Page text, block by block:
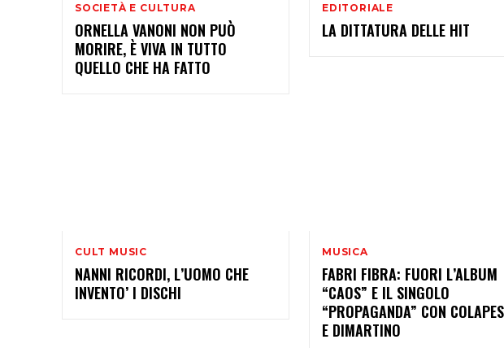
SOCIETÀ E CULTURA
ORNELLA VANONI NON PUÒ
MORIRE, È VIVA IN TUTTO
QUELLO CHE HA FATTO
EDITORIALE
LA DITTATURA DELLE HIT
CULT MUSIC
NANNI RICORDI, L’UOMO CHE
INVENTO’ I DISCHI
MUSICA
FABRI FIBRA: FUORI L’ALBUM
“CAOS” E IL SINGOLO
“PROPAGANDA” CON
E DIMARTINO